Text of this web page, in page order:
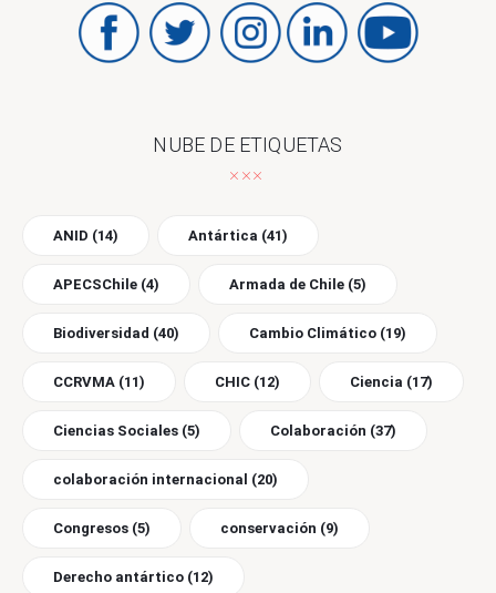
NUBE DE ETIQUETAS
ANID (14) Antártica (41)
APECSChile (4) Armada de Chile (5)
Biodiversidad (40) Cambio Climático (19)
CCRVMA (11) CHIC (12) Ciencia (17)
Ciencias Sociales (5) Colaboración (37)
colaboración internacional (20)
Congresos (5) conservación (9)
Derecho antártico (12)